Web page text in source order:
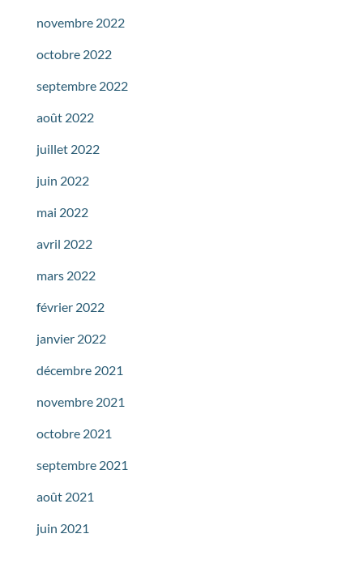
novembre 2022
octobre 2022
septembre 2022
août 2022
juillet 2022
juin 2022
mai 2022
avril 2022
mars 2022
février 2022
janvier 2022
décembre 2021
novembre 2021
octobre 2021
septembre 2021
août 2021
juin 2021